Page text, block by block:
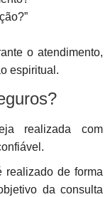
o atendimento,
espiritual.
realizada com
realizado de forma
da consulta